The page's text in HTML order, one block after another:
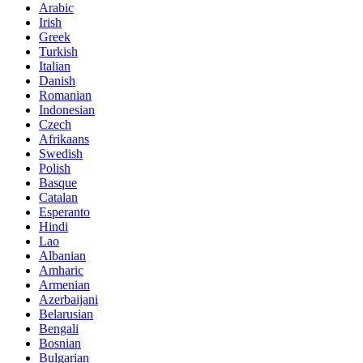
Arabic
Irish
Greek
Turkish
Italian
Danish
Romanian
Indonesian
Czech
Afrikaans
Swedish
Polish
Basque
Catalan
Esperanto
Hindi
Lao
Albanian
Amharic
Armenian
Azerbaijani
Belarusian
Bengali
Bosnian
Bulgarian